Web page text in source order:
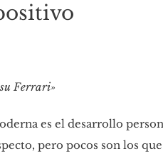
Ferrari»
es el desarrollo
pero pocos son los que